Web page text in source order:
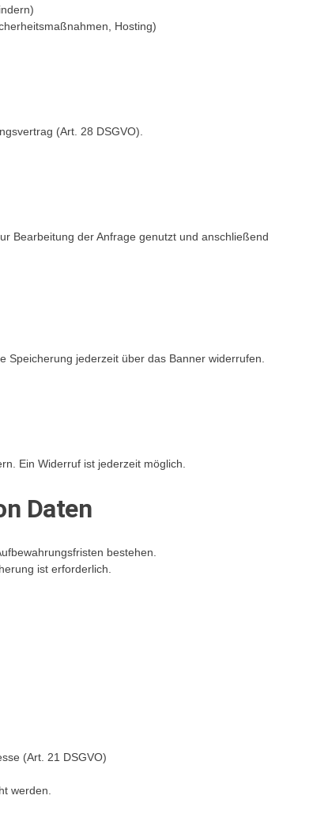
Hosting)
(Art. 28 DSGVO).
Bearbeitung der Anfrage genutzt und anschließend
Speicherung jederzeit über das Banner widerrufen.
Ein Widerruf ist jederzeit möglich.
Daten
bestehen.
ist erforderlich.
(Art. 21 DSGVO)
werden.